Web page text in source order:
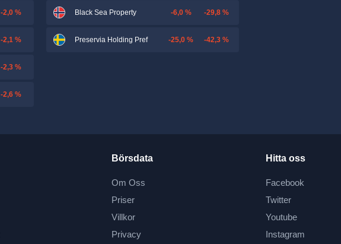
-2,0 %
-2,1 %
-2,3 %
-2,6 %
Black Sea Property -6,0 % -29,8 %
Preservia Holding Pref -25,0 % -42,3 %
Börsdata
Om Oss
Priser
Villkor
Privacy
Hitta oss
Facebook
Twitter
Youtube
Instagram